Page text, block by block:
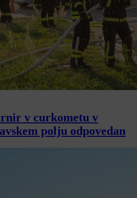
v curkometu v
polju odpovedan